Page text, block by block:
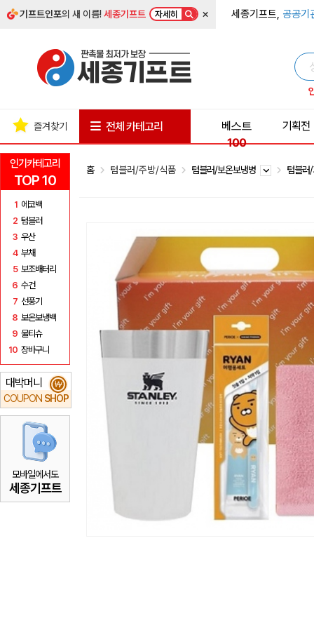
기프트인포의 새 이름!세종기프트 자세히 × 세종기프트, 공공기
인기카테고리
TOP 10
1 에코백
2 텀블러
3 우산
4 부채
5 보조배터리
6 수건
7 선풍기
8 보온보냉백
9 물티슈
10 장바구니
대박머니
COUPON SHOP
₩
모바일에서도
세종기프트
즐겨찾기 전체 카테고리
베스트
100
기획전
홈 텀블러/주방/식품 텀블러/보온보냉병 텀블러